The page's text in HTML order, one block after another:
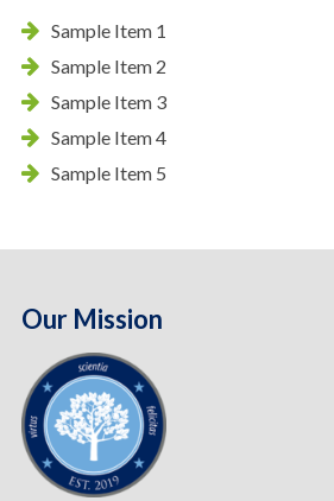
Sample Item 1
Sample Item 2
Sample Item 3
Sample Item 4
Sample Item 5
Our Mission